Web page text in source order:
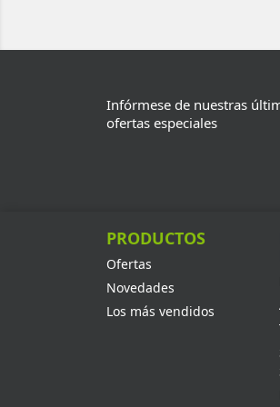
Infórmese de nuestras
ofertas especiales
PRODUCTOS
Ofertas
Novedades
Los más vendidos